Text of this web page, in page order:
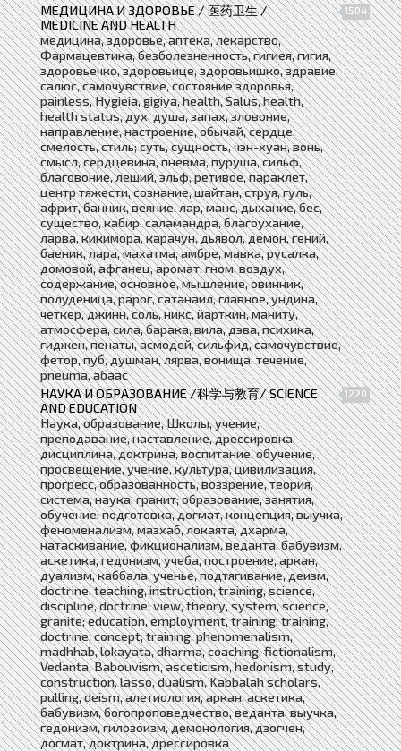
МЕДИЦИНА И ЗДОРОВЬЕ / 医药卫生 /
MEDICINE AND HEALTH
1504
медицина, здоровье, аптека, лекарство,
Фармацевтика, безболезненность, гигиея, гигия,
здоровьечко, здоровьице, здоровьишко, здравие,
салюс, самочувствие, состояние здоровья,
painless, Hygieia, gigiya, health, Salus, health,
health status, дух, душа, запах, зловоние,
направление, настроение, обычай, сердце,
смелость, стиль; суть, сущность, чэн-хуан, вонь,
смысл, сердцевина, пневма, пуруша, сильф,
благовоние, леший, эльф, ретивое, параклет,
центр тяжести, сознание, шайтан, струя, гуль,
африт, банник, веяние, лар, манс, дыхание, бес,
существо, кабир, саламандра, благоухание,
ларва, кикимора, карачун, дьявол, демон, гений,
баеник, лара, махатма, амбре, мавка, русалка,
домовой, афганец, аромат, гном, воздух,
содержание, основное, мышление, овинник,
полуденица, рарог, сатанаил, главное, ундина,
четкер, джинн, соль, никс, йарткин, маниту,
атмосфера, сила, барака, вила, дэва, психика,
гиджен, пенаты, асмодей, сильфид, самочувствие,
фетор, пуб, душман, лярва, вонища, течение,
pneuma, абаас
НАУКА И ОБРАЗОВАНИЕ /科学与教育/ SCIENCE
AND EDUCATION
1220
Наука, образование, Школы, учение,
преподавание, наставление, дрессировка,
дисциплина, доктрина, воспитание, обучение,
просвещение, учение, культура, цивилизация,
прогресс, образованность, воззрение, теория,
система, наука, гранит; образование, занятия,
обучение; подготовка, догмат, концепция, выучка,
феноменализм, мазхаб, локаята, дхарма,
натаскивание, фикционализм, веданта, бабувизм,
аскетика, гедонизм, учеба, построение, аркан,
дуализм, каббала, ученье, подтягивание, деизм,
doctrine, teaching, instruction, training, science,
discipline, doctrine; view, theory, system, science,
granite; education, employment, training; training,
doctrine, concept, training, phenomenalism,
madhhab, lokayata, dharma, coaching, fictionalism,
Vedanta, Babouvism, asceticism, hedonism, study,
construction, lasso, dualism, Kabbalah scholars,
pulling, deism, алетиология, аркан, аскетика,
бабувизм, богопроповедчество, веданта, выучка,
гедонизм, гилозоизм, демонология, дзогчен,
догмат, доктрина, дрессировка